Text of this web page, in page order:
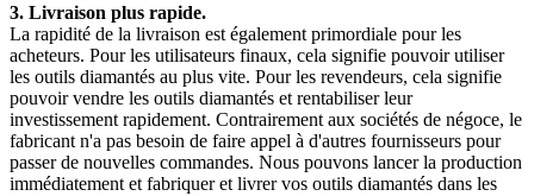
3. Livraison plus rapide.
La rapidité de la livraison est également primordiale pour les
acheteurs. Pour les utilisateurs finaux, cela signifie pouvoir utiliser
les outils diamantés au plus vite. Pour les revendeurs, cela signifie
pouvoir vendre les outils diamantés et rentabiliser leur
investissement rapidement. Contrairement aux sociétés de négoce, le
fabricant n'a pas besoin de faire appel à d'autres fournisseurs pour
passer de nouvelles commandes. Nous pouvons lancer la production
immédiatement et fabriquer et livrer vos outils diamantés dans les